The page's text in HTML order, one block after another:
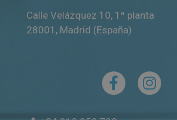
Calle Velázquez 10, 1ª planta
28001 , Madrid (España)